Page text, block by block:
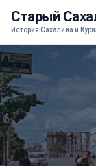
Старый
История Сахалина и